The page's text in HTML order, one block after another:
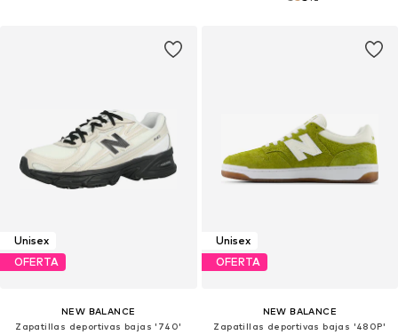
Unisex
OFERTA
NEW BALANCE
Zapatillas deportivas bajas '740'
Unisex
OFERTA
NEW BALANCE
Zapatillas deportivas bajas '480P'